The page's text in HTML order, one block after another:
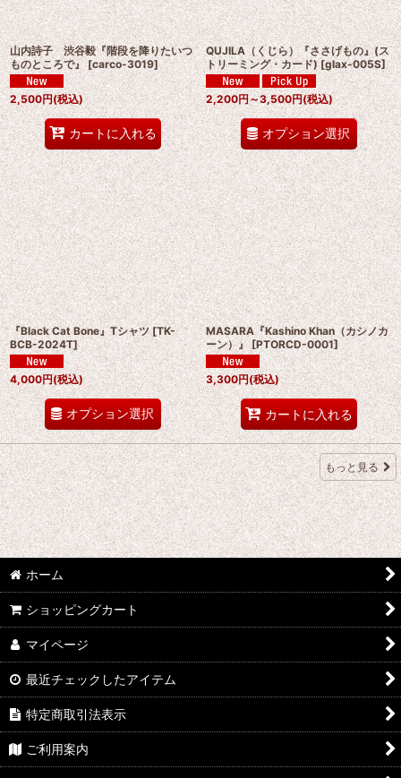
山内詩子 渋谷毅『階段を降りたいつ
ものところで』 [carco-3019]
2,500円(税込)
カートに入れる
QUJILA（くじら）『ささげもの』(ス
トリーミング・カード) [glax-005S]
2,200円～3,500円(税込)
オプション選択
『Black Cat Bone』Tシャツ [TK-
BCB-2024T]
4,000円(税込)
オプション選択
MASARA『Kashino Khan（カシノカ
ーン）』 [PTORCD-0001]
3,300円(税込)
カートに入れる
もっと見る
ホーム
ショッピングカート
マイページ
最近チェックしたアイテム
特定商取引法表示
ご利用案内